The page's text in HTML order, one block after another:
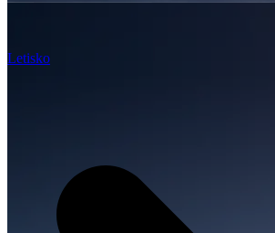
Letisko